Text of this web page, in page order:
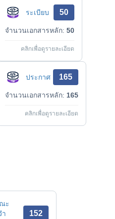
ระเบียบ 50
จำนวนเอกสารหลัก: 50
คลิกเพื่อดูรายละเอียด
ประกาศ 165
จำนวนเอกสารหลัก: 165
คลิกเพื่อดูรายละเอียด
ะ
ำ
152